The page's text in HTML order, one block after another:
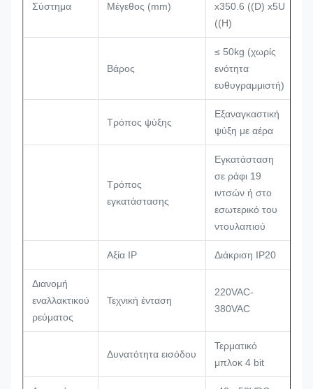
Σύστημα Μέγεθος (mm)
x350.6 ((D) x5U
((H)
Βάρος
≤ 50kg (χωρίς
ενότητα
ευθυγραμμιστή)
Τρόπος ψύξης
Εξαναγκαστική
ψύξη με αέρα
Τρόπος
εγκατάστασης
Εγκατάσταση
σε ράφι 19
ιντσών ή στο
εσωτερικό του
ντουλαπιού
Αξία IP Διάκριση IP20
Διανομή
εναλλακτικού
ρεύματος
Τεχνική ένταση
220VAC-
380VAC
Δυνατότητα εισόδου
Τερματικό
μπλοκ 4 bit